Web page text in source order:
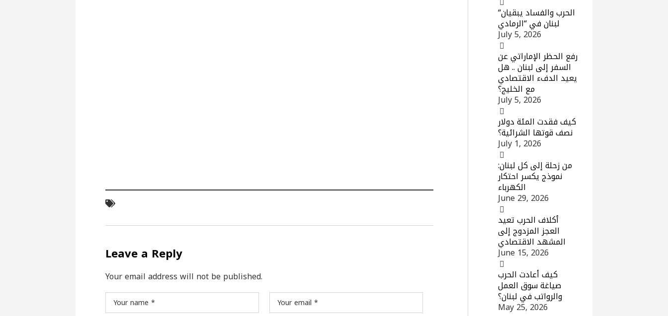
Leave a Reply
Your email address will not be published.
“الحرب والفساد يبقيان
لبنان في “الرمادي
July 5, 2026
رفع الحظر الإماراتي عن
السفر إلى لبنان .. هل
يعيد الدفء الاقتصادي
مع الخليج؟
July 5, 2026
كيف فقدت المئة دولار
نصف قوتها الشرائية؟
July 1, 2026
من زحلة إلى كل لبنان:
نموذج يكسر احتكار
الكهرباء
June 29, 2026
أكلاف الحرب تعيد
العجز المزدوج إلى
المشهد الاقتصادي
June 15, 2026
كيف أعادت الحرب
صياغة سوق العمل
والرواتب في لبنان؟
May 25, 2026